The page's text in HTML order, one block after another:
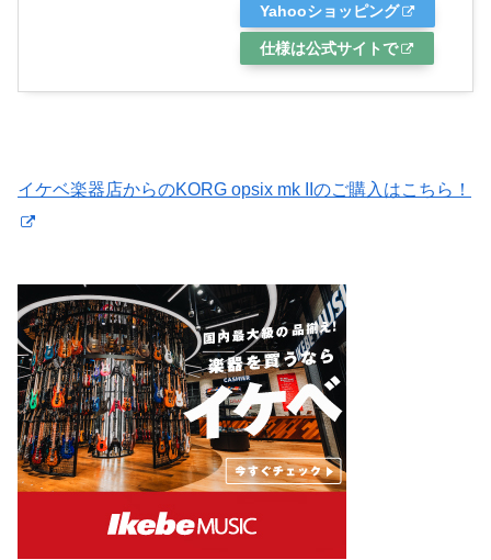
Yahooショッピング
仕様は公式サイトで
イケベ楽器店からのKORG opsix mk IIのご購入はこちら！